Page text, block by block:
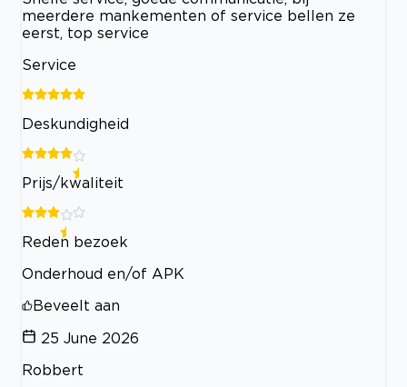
meerdere mankementen of service bellen ze
eerst, top service
Service
Deskundigheid
Prijs/kwaliteit
Reden bezoek
Onderhoud en/of APK
Beveelt aan
25 June 2026
Robbert